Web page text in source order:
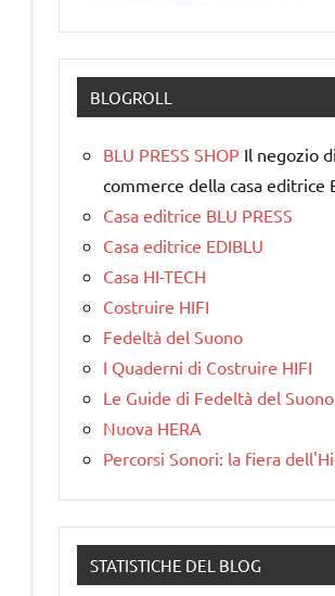
BLOGROLL
BLU PRESS SHOP Il negozio
commerce della casa editrice
Casa editrice BLU PRESS
Casa editrice EDIBLU
Casa HI-TECH
Costruire HIFI
Fedeltà del Suono
I Quaderni di Costruire HIFI
Le Guide di Fedeltà del Suono
Nuova HERA
Percorsi Sonori: la fiera
STATISTICHE DEL BLOG